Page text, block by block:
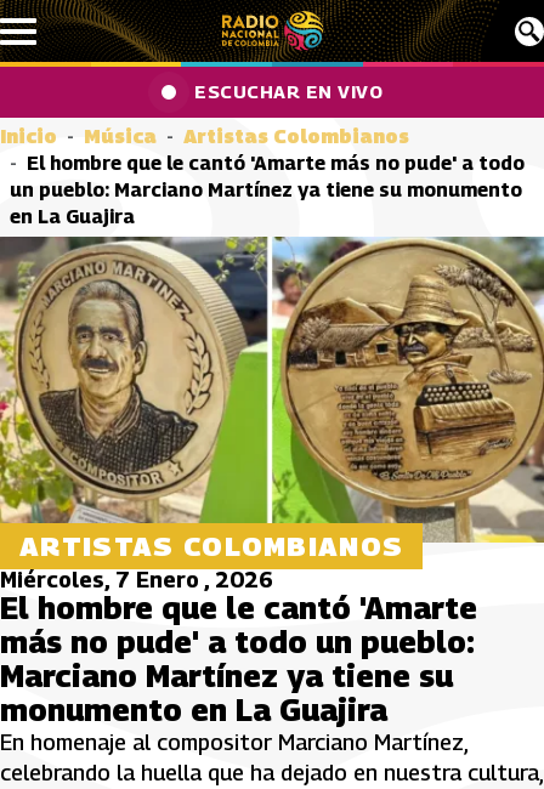
Pasar al contenido principal
ESCUCHAR EN VIVO
Inicio Música
Artistas Colombianos
El hombre que le cantó 'Amarte más no pude' a todo
un pueblo: Marciano Martínez ya tiene su monumento
en La Guajira
ARTISTAS COLOMBIANOS
Miércoles, 7 Enero , 2026
El hombre que le cantó 'Amarte
más no pude' a todo un pueblo:
Marciano Martínez ya tiene su
monumento en La Guajira
En homenaje al compositor Marciano Martínez,
celebrando la huella que ha dejado en nuestra cultura,